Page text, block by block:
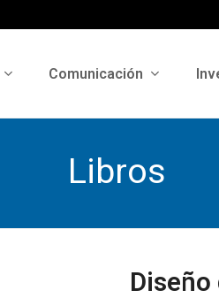
Comunicación
Libros